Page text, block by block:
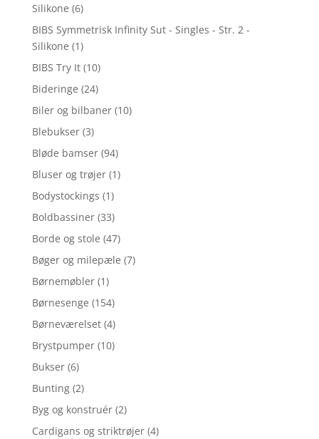
Silikone (6)
BIBS Symmetrisk Infinity Sut - Singles - Str. 2 -
Silikone (1)
BIBS Try It (10)
Bideringe (24)
Biler og bilbaner (10)
Blebukser (3)
Bløde bamser (94)
Bluser og trøjer (1)
Bodystockings (1)
Boldbassiner (33)
Borde og stole (47)
Bøger og milepæle (7)
Børnemøbler (1)
Børnesenge (154)
Børneværelset (4)
Brystpumper (10)
Bukser (6)
Bunting (2)
Byg og konstruér (2)
Cardigans og striktrøjer (4)